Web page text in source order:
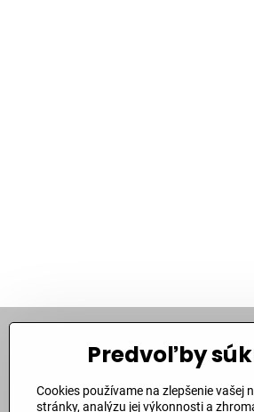
Kontakt
Bite Corporation, s​.r​.o​.
Predvoľby
Cookies používame na zlepšenie vašej
stránky, analýzu jej výkonnosti a